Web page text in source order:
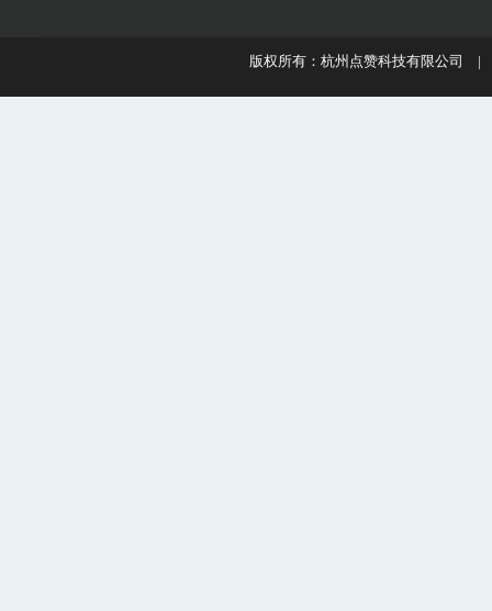
版权所有：杭州点赞科技有限公司